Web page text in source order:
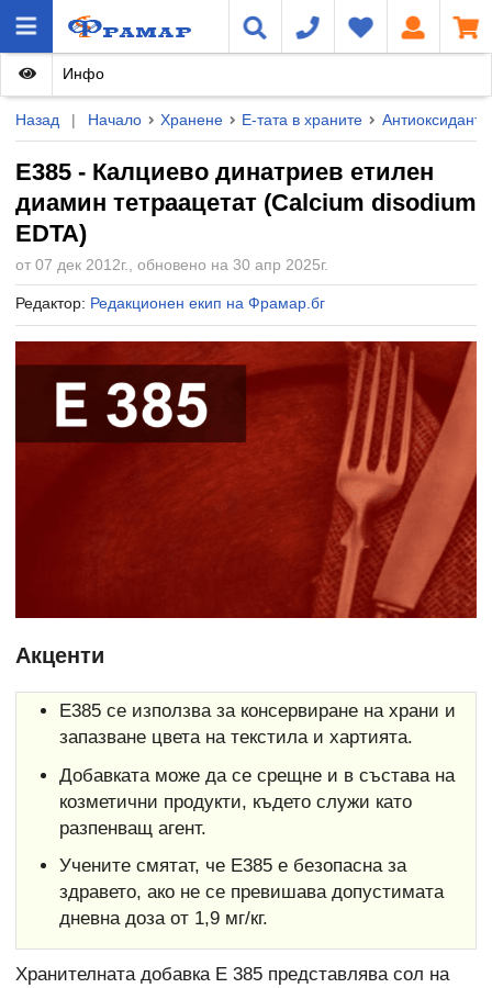
Назад | Начало Хранене Е-тата в храните Антиоксиданти
E385 - Калциево динатриев етилен
диамин тетраацетат (Calcium disodium
EDTA)
от 07 дек 2012г., обновено на 30 апр 2025г.
Редактор: Редакционен екип на Фрамар.бг
Инфо
Акценти
Е385 се използва за консервиране на храни и
запазване цвета на текстила и хартията.
Добавката може да се срещне и в състава на
козметични продукти, където служи като
разпенващ агент.
Учените смятат, че Е385 е безопасна за
здравето, ако не се превишава допустимата
дневна доза от 1,9 мг/кг.
Хранителната добавка Е 385 представлява сол на